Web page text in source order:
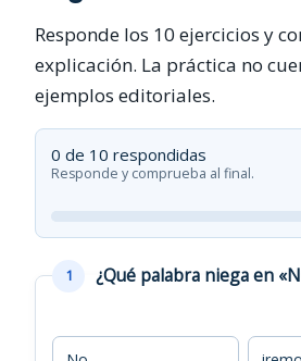
Responde los 10 ejercicios y
explicación. La práctica no
ejemplos editoriales.
0 de 10 respondidas
Responde y comprueba al final.
1 ¿Qué palabra niega en